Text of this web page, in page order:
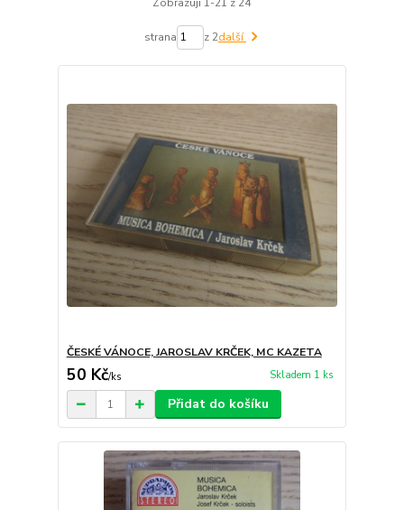
strana z 2další
ČESKÉ VÁNOCE, JAROSLAV KRČEK, MC KAZETA
50 Kč/ks Skladem 1 ks
Přidat do košíku